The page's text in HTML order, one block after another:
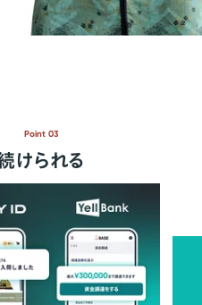
Point 03
けられる